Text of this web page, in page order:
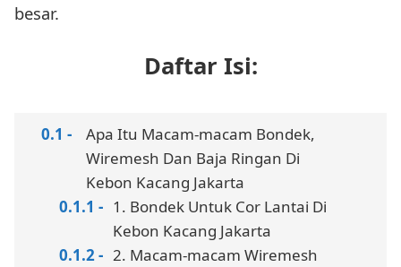
besar.
Daftar Isi:
Apa Itu Macam-macam Bondek,
Wiremesh Dan Baja Ringan Di
Kebon Kacang Jakarta
1. Bondek Untuk Cor Lantai Di
Kebon Kacang Jakarta
2. Macam-macam Wiremesh